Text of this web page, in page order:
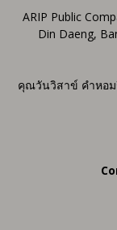
ARIP Public
Din Daeng,
คุณวันวิสาข์ คำหอม